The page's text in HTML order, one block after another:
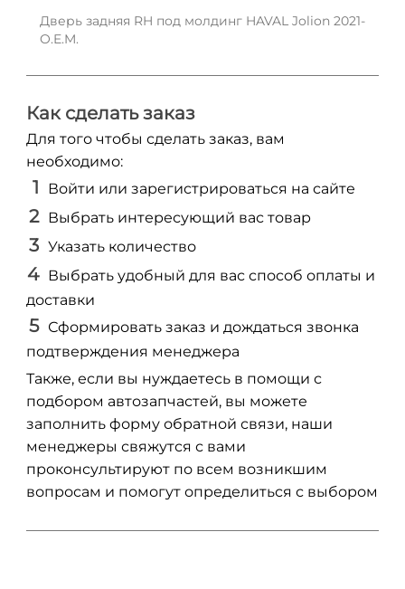
Дверь задняя RH под молдинг HAVAL Jolion 2021-
O.E.M.
Как сделать заказ
Для того чтобы сделать заказ, вам
необходимо:
Войти или зарегистрироваться на сайте
Выбрать интересующий вас товар
Указать количество
Выбрать удобный для вас способ оплаты и
доставки
Сформировать заказ и дождаться звонка
подтверждения менеджера
Также, если вы нуждаетесь в помощи с
подбором автозапчастей, вы можете
заполнить форму обратной связи, наши
менеджеры свяжутся с вами
проконсультируют по всем возникшим
вопросам и помогут определиться с выбором